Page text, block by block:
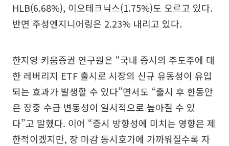
HLB(6.68%), 이오테크닉스(1.75%)도 오르고 있다.
반면 주성엔지니어링은 2.23% 내리고 있다.
한지영 키움증권 연구원은 “국내 증시의 주도주에 대
한 레버리지 ETF 출시로 시장의 신규 유동성이 유입
되는 효과가 발생할 수 있다”면서도 “출시 후 한동안
은 장중 수급 변동성이 일시적으로 높아질 수 있
다”고 말했다. 이어 “증시 방향성에 미치는 영향은 제
한적이겠지만, 장 마감 동시호가에 가까워질수록 자